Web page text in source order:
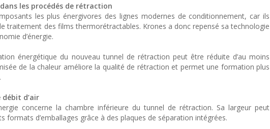
les procédés de rétraction
les plus énergivores des lignes modernes de conditionnement, car ils
traitement des films thermorétractables. Krones a donc repensé sa technologie
d’énergie.
énergétique du nouveau tunnel de rétraction peut être réduite d’au moins
de la chaleur améliore la qualité de rétraction et permet une formation plus
d’air
concerne la chambre inférieure du tunnel de rétraction. Sa largeur peut
d’emballages grâce à des plaques de séparation intégrées.